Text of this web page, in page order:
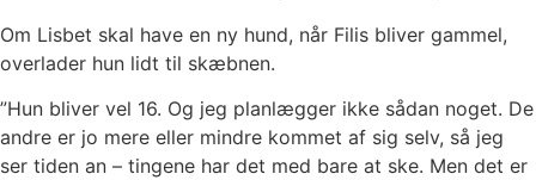
Om Lisbet skal have en ny hund, når Filis bliver gammel,
overlader hun lidt til skæbnen.
”Hun bliver vel 16. Og jeg planlægger ikke sådan noget. De
andre er jo mere eller mindre kommet af sig selv, så jeg
ser tiden an – tingene har det med bare at ske. Men det er